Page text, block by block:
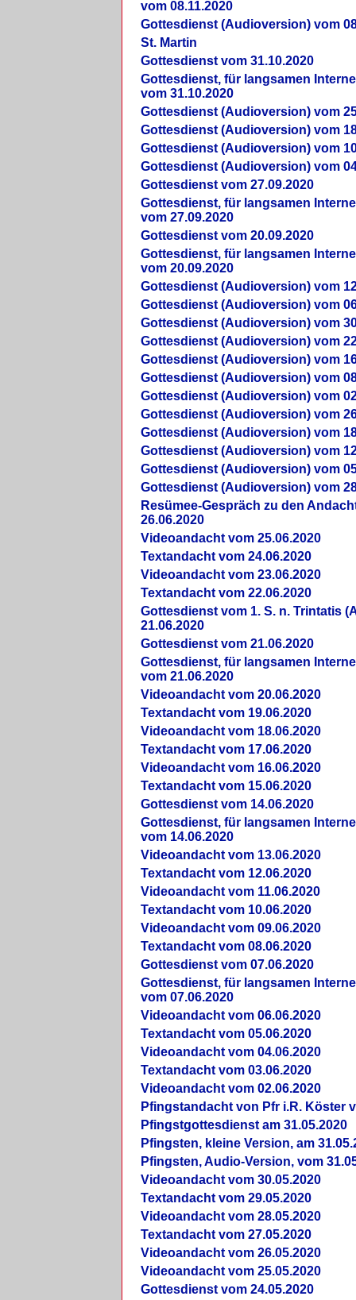
vom 08.11.2020
Gottesdienst (Audioversion) vom
St. Martin
Gottesdienst vom 31.10.2020
Gottesdienst, für langsamen
vom 31.10.2020
Gottesdienst (Audioversion) vom
Gottesdienst (Audioversion) vom
Gottesdienst (Audioversion) vom
Gottesdienst (Audioversion) vom
Gottesdienst vom 27.09.2020
Gottesdienst, für langsamen
vom 27.09.2020
Gottesdienst vom 20.09.2020
Gottesdienst, für langsamen
vom 20.09.2020
Gottesdienst (Audioversion) vom
Gottesdienst (Audioversion) vom
Gottesdienst (Audioversion) vom
Gottesdienst (Audioversion) vom
Gottesdienst (Audioversion) vom
Gottesdienst (Audioversion) vom
Gottesdienst (Audioversion) vom
Gottesdienst (Audioversion) vom
Gottesdienst (Audioversion) vom
Gottesdienst (Audioversion) vom
Gottesdienst (Audioversion) vom
Gottesdienst (Audioversion) vom
Re­sü­mee-Gespräch zu den
26.06.2020
Videoandacht vom 25.06.2020
Textandacht vom 24.06.2020
Videoandacht vom 23.06.2020
Textandacht vom 22.06.2020
Gottesdienst vom 1. S. n. Trintatis
21.06.2020
Gottesdienst vom 21.06.2020
Gottesdienst, für langsamen
vom 21.06.2020
Videoandacht vom 20.06.2020
Textandacht vom 19.06.2020
Videoandacht vom 18.06.2020
Textandacht vom 17.06.2020
Videoandacht vom 16.06.2020
Textandacht vom 15.06.2020
Gottesdienst vom 14.06.2020
Gottesdienst, für langsamen
vom 14.06.2020
Videoandacht vom 13.06.2020
Textandacht vom 12.06.2020
Videoandacht vom 11.06.2020
Textandacht vom 10.06.2020
Videoandacht vom 09.06.2020
Textandacht vom 08.06.2020
Gottesdienst vom 07.06.2020
Gottesdienst, für langsamen
vom 07.06.2020
Videoandacht vom 06.06.2020
Textandacht vom 05.06.2020
Videoandacht vom 04.06.2020
Textandacht vom 03.06.2020
Videoandacht vom 02.06.2020
Pfingstandacht von Pfr i.R. Köster
Pfingstgottesdienst am 31.05.2020
Pfingsten, kleine Version, am
Pfingsten, Audio-Version, vom
Videoandacht vom 30.05.2020
Textandacht vom 29.05.2020
Videoandacht vom 28.05.2020
Textandacht vom 27.05.2020
Videoandacht vom 26.05.2020
Videoandacht vom 25.05.2020
Gottesdienst vom 24.05.2020